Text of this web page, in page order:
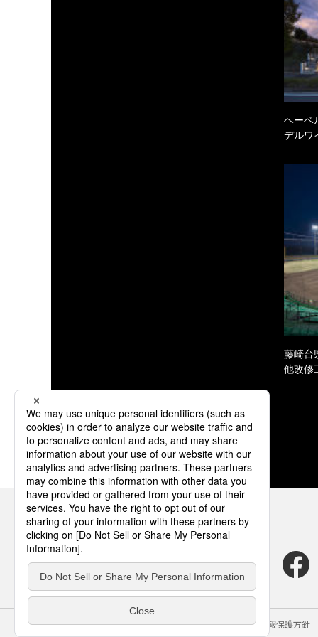
ヘーベ
デルワ
藤崎台
他改修
サイトのご利用にあたって クッキーポリシー 個人情報保護方針